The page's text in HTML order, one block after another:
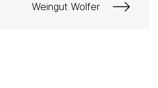
Weingut Wolfer